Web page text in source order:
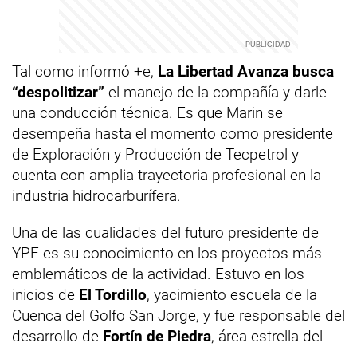
Tal como informó +e, La Libertad Avanza busca
“despolitizar” el manejo de la compañía y darle
una conducción técnica. Es que Marin se
desempeña hasta el momento como presidente
de Exploración y Producción de Tecpetrol y
cuenta con amplia trayectoria profesional en la
industria hidrocarburífera.
Una de las cualidades del futuro presidente de
YPF es su conocimiento en los proyectos más
emblemáticos de la actividad. Estuvo en los
inicios de El Tordillo, yacimiento escuela de la
Cuenca del Golfo San Jorge, y fue responsable del
desarrollo de Fortín de Piedra, área estrella del